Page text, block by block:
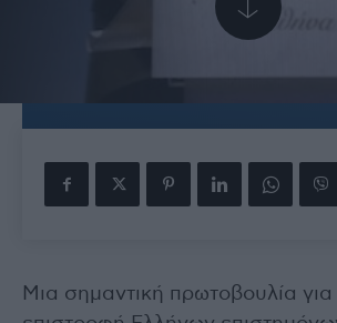
Μια σημαντική πρωτοβουλία για